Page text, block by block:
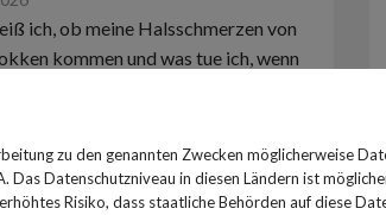
ich, ob meine Halsschmerzen von
kommen und was tue ich, wenn
zu den genannten Zwecken möglicherweise
Das Datenschutzniveau in diesen Ländern ist
Risiko, dass staatliche Behörden auf diese